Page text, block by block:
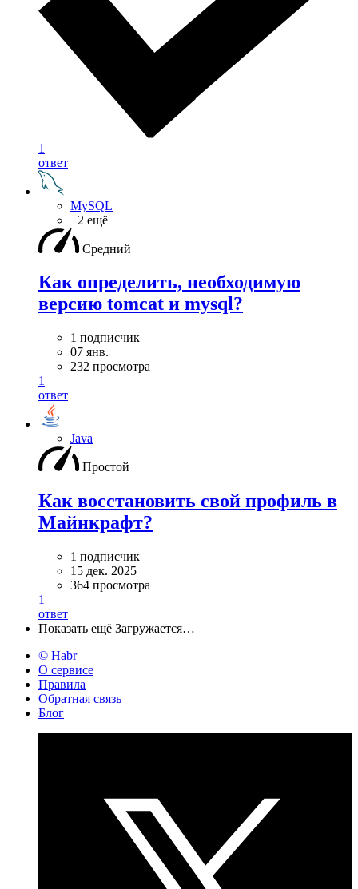
1
ответ
MySQL
+2 ещё
Средний
Как определить, необходимую
версию tomcat и mysql?
1 подписчик
07 янв.
232 просмотра
1
ответ
Java
Простой
Как восстановить свой профиль в
Майнкрафт?
1 подписчик
15 дек. 2025
364 просмотра
1
ответ
Показать ещё Загружается…
© Habr
О сервисе
Правила
Обратная связь
Блог